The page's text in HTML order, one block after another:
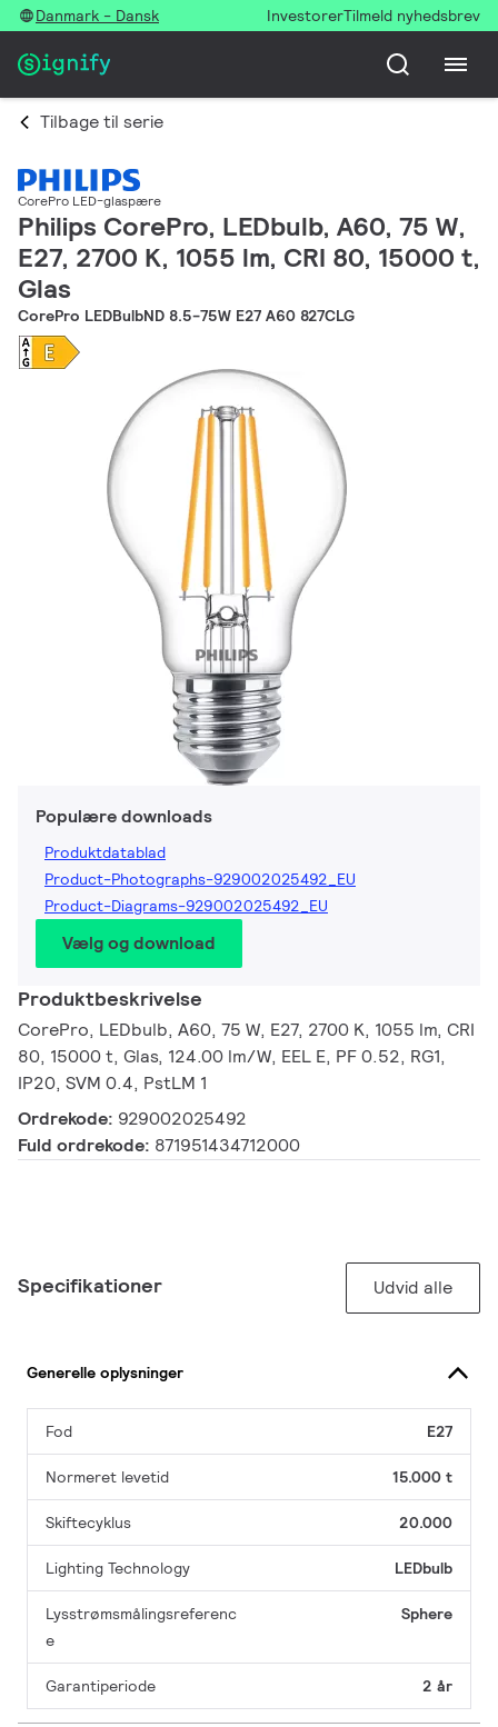
Danmark - Dansk InvestorerTilmeld nyhedsbrev
Tilbage til serie
CorePro LED-glaspære
Philips CorePro, LEDbulb, A60, 75 W,
E27, 2700 K, 1055 lm, CRI 80, 15000 t,
Glas
CorePro LEDBulbND 8.5-75W E27 A60 827CLG
Populære downloads
Produktdatablad
Product-Photographs-929002025492_EU
Product-Diagrams-929002025492_EU
Vælg og download
Produktbeskrivelse
CorePro, LEDbulb, A60, 75 W, E27, 2700 K, 1055 lm, CRI
80, 15000 t, Glas, 124.00 lm/W, EEL E, PF 0.52, RG1,
IP20, SVM 0.4, PstLM 1
Ordrekode: 929002025492
Fuld ordrekode: 871951434712000
Specifikationer Udvid alle
Generelle oplysninger
Fod E27
Normeret levetid 15.000 t
Skiftecyklus 20.000
Lighting Technology LEDbulb
Lysstrømsmålingsreferenc
e
Sphere
Garantiperiode 2 år